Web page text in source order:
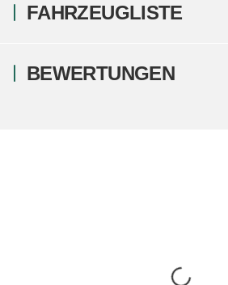
FAHRZEUGLISTE
BEWERTUNGEN